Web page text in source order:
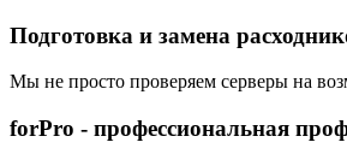
Подготовка и замена
Мы не просто проверяем серверы на
forPro - профессиональная